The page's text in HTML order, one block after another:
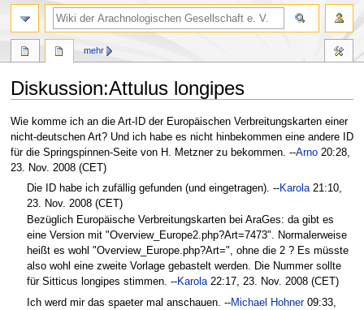
Diskussion:Attulus longipes
Zur
Navigation
springen
Zur
Suche
springen
Wie komme ich an die Art-ID der Europäischen Verbreitungskarten einer
nicht-deutschen Art? Und ich habe es nicht hinbekommen eine andere ID
für die Springspinnen-Seite von H. Metzner zu bekommen. --Arno20:28,
23. Nov. 2008 (CET)
Die ID habe ich zufällig gefunden (und eingetragen). --Karola21:10,
23. Nov. 2008 (CET)
Bezüglich Europäische Verbreitungskarten bei AraGes: da gibt es
eine Version mit "Overview_Europe2.php?Art=7473". Normalerweise
heißt es wohl "Overview_Europe.php?Art=", ohne die 2 ? Es müsste
also wohl eine zweite Vorlage gebastelt werden. Die Nummer sollte
für Sitticus longipes stimmen. --Karola22:17, 23. Nov. 2008 (CET)
Ich werd mir das spaeter mal anschauen. --Michael Hohner09:33,
mehr